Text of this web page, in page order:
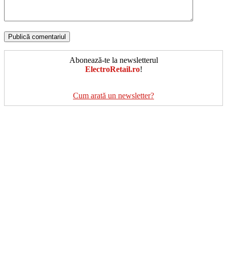
Abonează-te la newsletterul
ElectroRetail.ro!
Cum arată un newsletter?